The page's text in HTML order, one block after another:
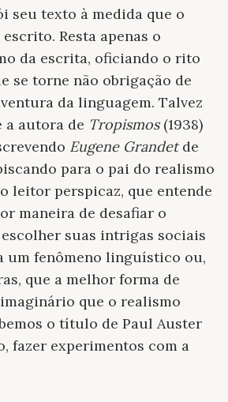
seu texto à medida que o
Resta apenas o
da escrita, oficiando o rito
se torne não obrigação de
da linguagem. Talvez
a autora de Tropismos(1938)
Eugene Grandetde
para o pai do realismo
leitor perspicaz, que entende
maneira de desafiar o
suas intrigas sociais
um fenômeno linguístico ou,
que a melhor forma de
que o realismo
o título de Paul Auster
fazer experimentos com a